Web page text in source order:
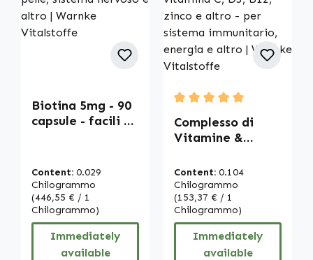
Biotina 5mg - 90
capsule - facili da
sistema nervoso
e altro | Warnke
Vitalstoffe
Content: 0.029
Chilogrammo
(446,55 € / 1
Chilogrammo)
Immediately
available
Average rating of 5 out
Complesso di
Vitamine &
capsule - con
vitamina C, D3,
B12, zinco e altro
- per sistema
immunitario,
energia e altro |
Content: 0.104
Chilogrammo
(153,37 € / 1
Chilogrammo)
Immediately
available